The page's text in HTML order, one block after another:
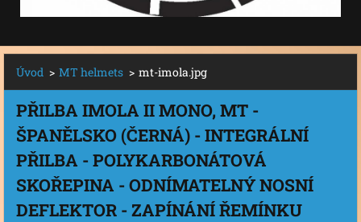
Úvod > MT helmets > mt-imola.jpg
PŘILBA IMOLA II MONO, MT -
ŠPANĚLSKO (ČERNÁ) - INTEGRÁLNÍ
PŘILBA - POLYKARBONÁTOVÁ
SKOŘEPINA - ODNÍMATELNÝ NOSNÍ
DEFLEKTOR - ZAPÍNÁNÍ ŘEMÍNKU